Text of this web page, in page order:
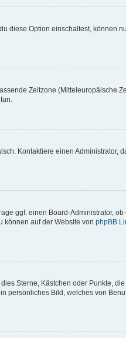
diese Option einschaltest, können
Zeitzone (Mitteleuropäische
Kontaktiere einen Administrator,
ggf. einen Board-Administrator,
können auf der Website von phpBB
Sterne, Kästchen oder Punkte,
persönliches Bild, welches von